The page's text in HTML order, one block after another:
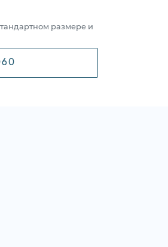
размере и